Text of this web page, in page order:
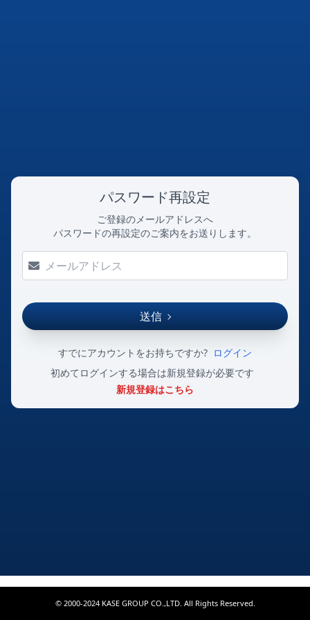
パスワード再設定
ご登録のメールアドレスへ
パスワードの再設定のご案内をお送りします。
送信
すでにアカウントをお持ちですか? ログイン
初めてログインする場合は新規登録が必要です
新規登録はこちら
© 2000-2024 KASE GROUP CO.,LTD. All Rights Reserved.